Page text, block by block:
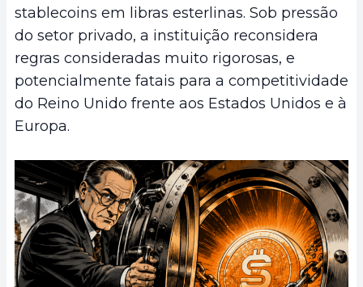
stablecoins em libras esterlinas. Sob pressão
do setor privado, a instituição reconsidera
regras consideradas muito rigorosas, e
potencialmente fatais para a competitividade
do Reino Unido frente aos Estados Unidos e à
Europa.